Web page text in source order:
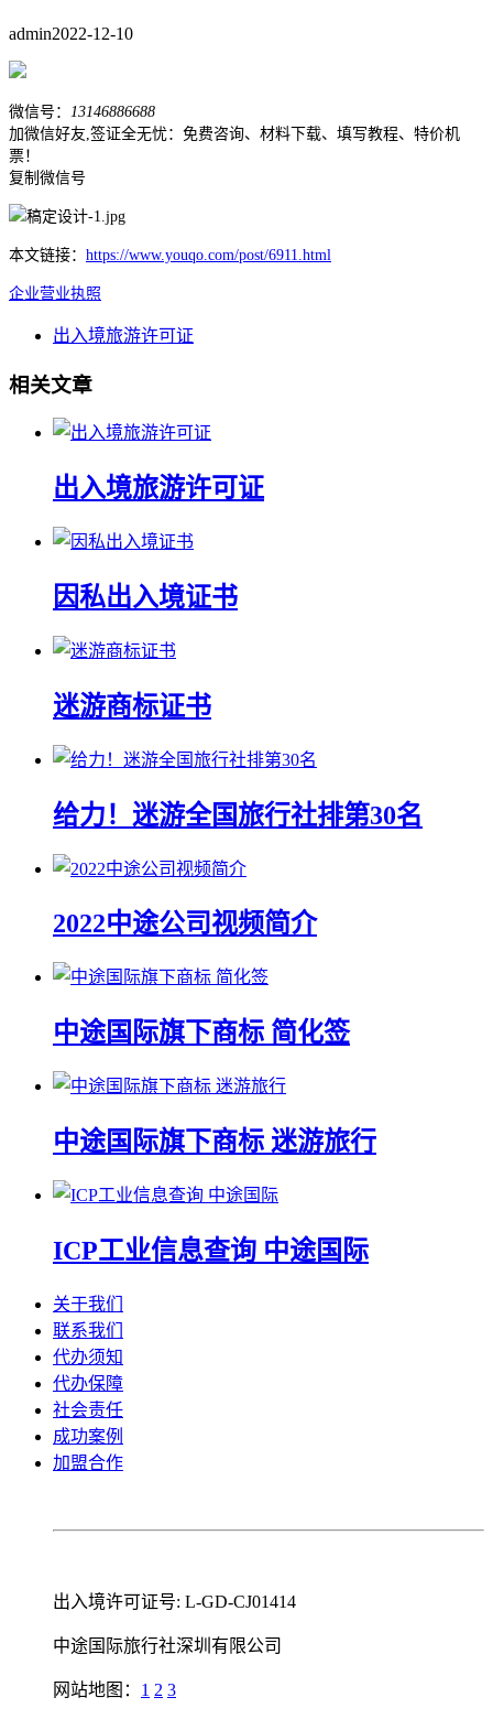
admin2022-12-10
微信号：
13146886688
加微信好友,签证全无忧：免费咨询、材料下载、填写教程、特价机
票！
复制微信号
本文链接： https://www.youqo.com/post/6911.html
企业营业执照
出入境旅游许可证
相关文章
出入境旅游许可证
因私出入境证书
迷游商标证书
给力！迷游全国旅行社排第30名
2022中途公司视频简介
中途国际旗下商标 简化签
中途国际旗下商标 迷游旅行
ICP工业信息查询 中途国际
关于我们
联系我们
代办须知
代办保障
社会责任
成功案例
加盟合作
出入境许可证号: L-GD-CJ01414
中途国际旅行社深圳有限公司
网站地图： 1 2 3